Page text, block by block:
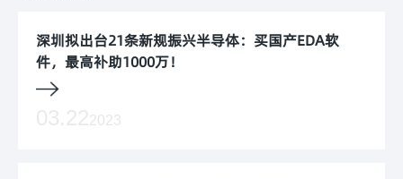
深圳拟出台21条新规振兴半导体：买国产EDA软
件，最高补助1000万！
2023